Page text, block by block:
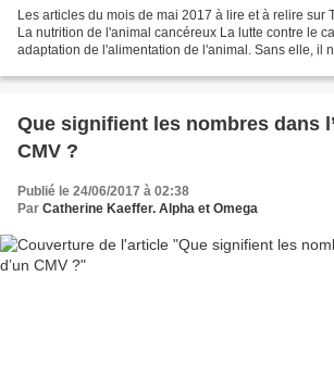
Les articles du mois de mai 2017 à lire et à relire sur
La nutrition de l'animal cancéreux La lutte contre le
adaptation de l'alimentation de l'animal. Sans elle, il
Que signifient les nombres dans
CMV ?
Publié le 24/06/2017 à 02:38
Par Catherine Kaeffer. Alpha et Omega